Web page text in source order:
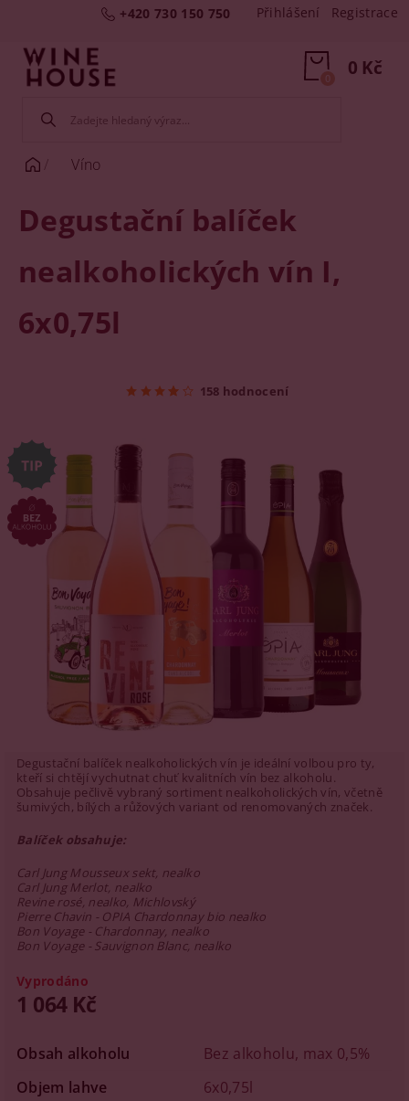
+420 730 150 750 Přihlášení Registrace
0 Kč
0
Víno
Degustační balíček
nealkoholických vín I,
6x0,75l
158 hodnocení
Degustační balíček nealkoholických vín je ideální volbou pro ty,
kteří si chtějí vychutnat chuť kvalitních vín bez alkoholu.
Obsahuje pečlivě vybraný sortiment nealkoholických vín, včetně
šumivých, bílých a růžových variant od renomovaných značek.
Balíček obsahuje:
Carl Jung Mousseux sekt, nealko
Carl Jung Merlot, nealko
Revine rosé, nealko, Michlovský
Pierre Chavin - OPIA Chardonnay bio nealko
Bon Voyage - Chardonnay, nealko
Bon Voyage - Sauvignon Blanc, nealko
Vyprodáno
1 064 Kč
Obsah alkoholu
Bez alkoholu, max 0,5%
Objem lahve
6x0,75l